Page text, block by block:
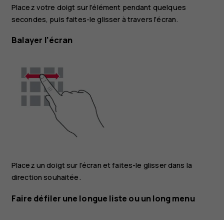
Placez votre doigt sur l'élément pendant quelques
secondes, puis faites-le glisser à travers l'écran.
Balayer l'écran
Placez un doigt sur l'écran et faites-le glisser dans la
direction souhaitée.
Faire défiler une longue liste ou un long menu